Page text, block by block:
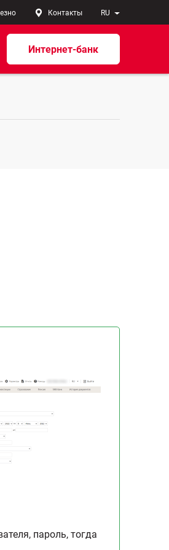
RU
Контакты
Интернет-банк
пароль, тогда